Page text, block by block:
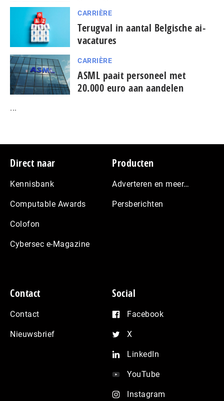
CARRIÈRE
Terugval in aantal Belgische ai-
vacatures
CARRIÈRE
ASML paait personeel met
20.000 euro aan aandelen
...
Footer
Direct naar
Kennisbank
Computable Awards
Colofon
Cybersec e-Magazine
Producten
Adverteren en meer…
Persberichten
Contact
Contact
Nieuwsbrief
Social
Facebook
X
LinkedIn
YouTube
Instagram